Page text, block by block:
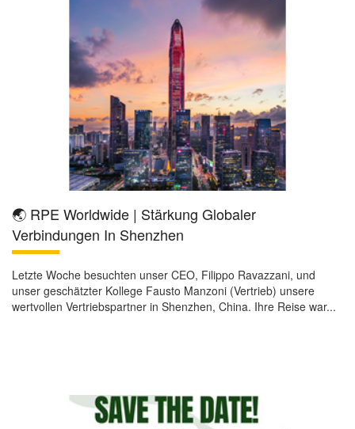
🌏 RPE Worldwide | Stärkung Globaler
Verbindungen In Shenzhen
Letzte Woche besuchten unser CEO, Filippo Ravazzani, und
unser geschätzter Kollege Fausto Manzoni (Vertrieb) unsere
wertvollen Vertriebspartner in Shenzhen, China. Ihre Reise war...